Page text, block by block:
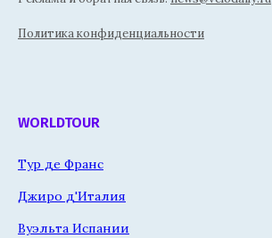
Политика конфиденциальности
WORLDTOUR
Тур де Франс
Джиро д'Италия
Вуэльта Испании